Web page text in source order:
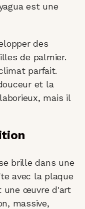
est une
des
de palmier.
parfait.
et la
mais il
brille dans une
avec la plaque
une œuvre d'art
massive,